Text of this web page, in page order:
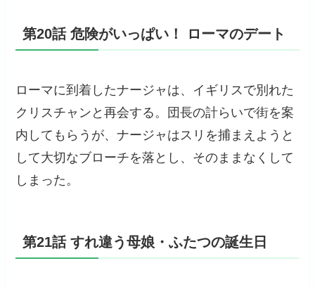
第20話 危険がいっぱい！ ローマのデート
ローマに到着したナージャは、イギリスで別れた
クリスチャンと再会する。団長の計らいで街を案
内してもらうが、ナージャはスリを捕まえようと
して大切なブローチを落とし、そのままなくして
しまった。
第21話 すれ違う母娘・ふたつの誕生日